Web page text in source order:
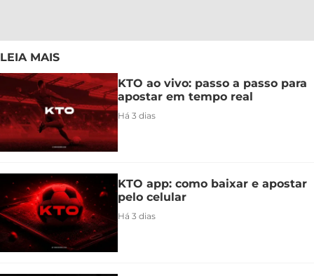
LEIA MAIS
KTO ao vivo: passo a passo para
apostar em tempo real
Há 3 dias
KTO app: como baixar e apostar
pelo celular
Há 3 dias